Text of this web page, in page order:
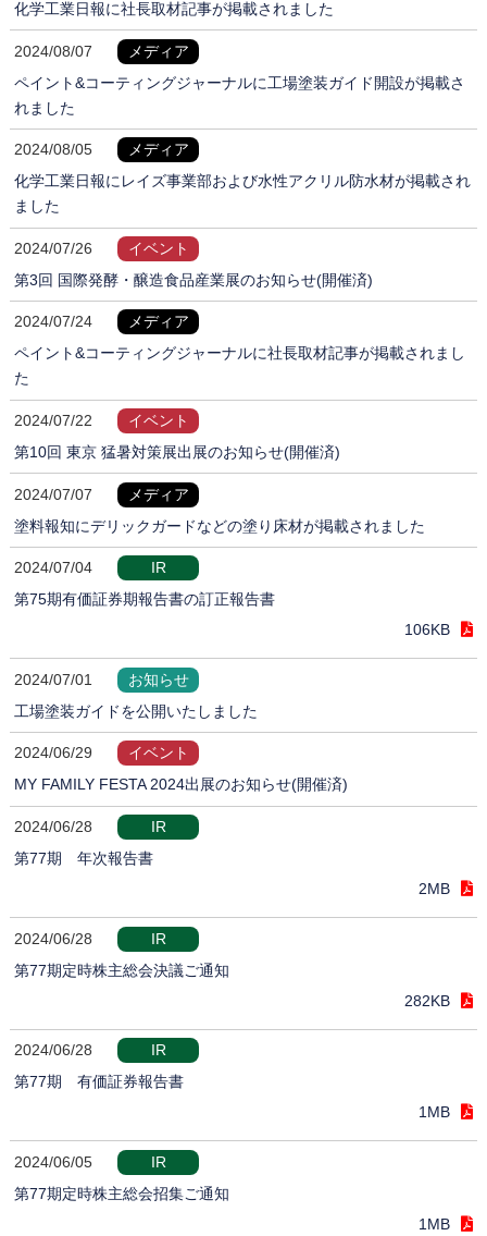
化学工業日報に社長取材記事が掲載されました
2024/08/07
メディア
ペイント&コーティングジャーナルに工場塗装ガイド開設が掲載さ
れました
2024/08/05
メディア
化学工業日報にレイズ事業部および水性アクリル防水材が掲載され
ました
2024/07/26
イベント
第3回 国際発酵・醸造食品産業展のお知らせ(開催済)
2024/07/24
メディア
ペイント&コーティングジャーナルに社長取材記事が掲載されまし
た
2024/07/22
イベント
第10回 東京 猛暑対策展出展のお知らせ(開催済)
2024/07/07
メディア
塗料報知にデリックガードなどの塗り床材が掲載されました
2024/07/04
IR
第75期有価証券期報告書の訂正報告書
106KB
2024/07/01
お知らせ
工場塗装ガイドを公開いたしました
2024/06/29
イベント
MY FAMILY FESTA 2024出展のお知らせ(開催済)
2024/06/28
IR
第77期 年次報告書
2MB
2024/06/28
IR
第77期定時株主総会決議ご通知
282KB
2024/06/28
IR
第77期 有価証券報告書
1MB
2024/06/05
IR
第77期定時株主総会招集ご通知
1MB